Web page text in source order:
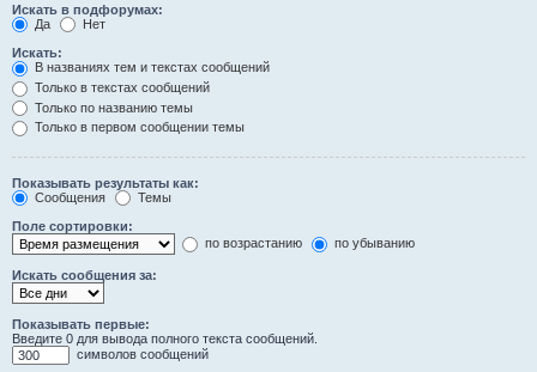
Искать в подфорумах:
Да
Нет
Искать:
В названиях тем и текстах сообщений
Только в текстах сообщений
Только по названию темы
Только в первом сообщении темы
Показывать результаты как:
Сообщения
Темы
Поле сортировки:
по возрастанию
по убыванию
Искать сообщения за:
Показывать первые:
Введите 0 для вывода полного текста сообщений.
символов сообщений